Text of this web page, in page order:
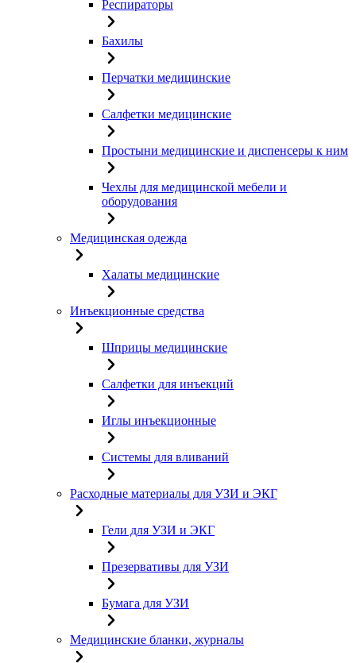
Респираторы
Бахилы
Перчатки медицинские
Салфетки медицинские
Простыни медицинские и диспенсеры к ним
Чехлы для медицинской мебели и
оборудования
Медицинская одежда
Халаты медицинские
Инъекционные средства
Шприцы медицинские
Салфетки для инъекций
Иглы инъекционные
Системы для вливаний
Расходные материалы для УЗИ и ЭКГ
Гели для УЗИ и ЭКГ
Презервативы для УЗИ
Бумага для УЗИ
Медицинские бланки, журналы